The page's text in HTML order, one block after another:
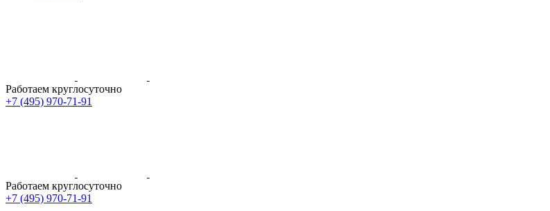
Работаем круглосуточно
+7 (495) 970-71-91
Работаем круглосуточно
+7 (495) 970-71-91